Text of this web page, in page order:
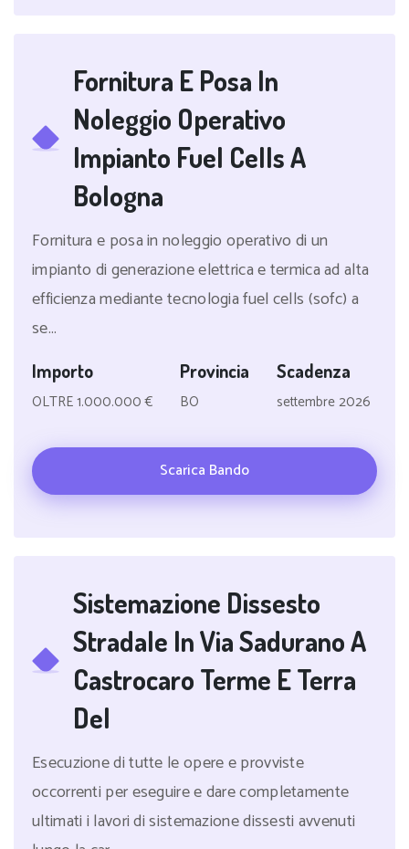
Fornitura E Posa In
Noleggio Operativo
Impianto Fuel Cells A
Bologna
Fornitura e posa in noleggio operativo di un
impianto di generazione elettrica e termica ad alta
efficienza mediante tecnologia fuel cells (sofc) a
se...
Importo
OLTRE 1.000.000 €
Provincia
BO
Scadenza
settembre 2026
Scarica Bando
Sistemazione Dissesto
Stradale In Via Sadurano A
Castrocaro Terme E Terra
Del
Esecuzione di tutte le opere e provviste
occorrenti per eseguire e dare completamente
ultimati i lavori di sistemazione dissesti avvenuti